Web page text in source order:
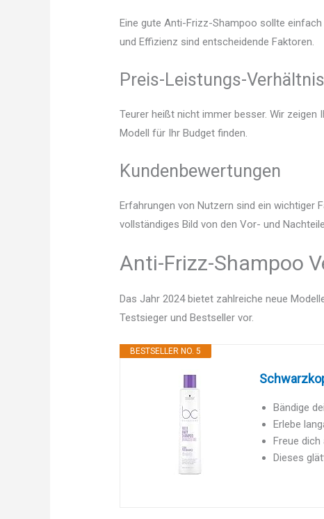
Eine gute Anti-Frizz-Shampoo sollte
und Effizienz sind entscheidende Faktoren.
Preis-Leistungs-Verhältnis
Teurer heißt nicht immer besser. Wir
Modell für Ihr Budget finden.
Kundenbewertungen
Erfahrungen von Nutzern sind ein wichtiger
vollständiges Bild von den Vor- und
Anti-Frizz-Shampoo
Das Jahr 2024 bietet zahlreiche neue
Testsieger und Bestseller vor.
BESTSELLER NO. 5
Bändige
Erlebe
Freue
Dieses